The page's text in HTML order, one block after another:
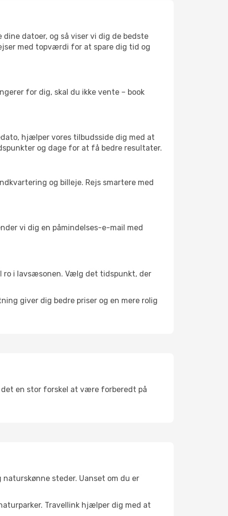
datoer, og så viser vi dig de bedste
med topværdi for at spare dig tid og
for dig, skal du ikke vente – book
hjælper vores tilbudsside dig med at
og dage for at få bedre resultater.
og billeje. Rejs smartere med
vi dig en påmindelses-e-mail med
ro i lavsæsonen. Vælg det tidspunkt, der
giver dig bedre priser og en mere rolig
det en stor forskel at være forberedt på
steder. Uanset om du er
Travellink hjælper dig med at